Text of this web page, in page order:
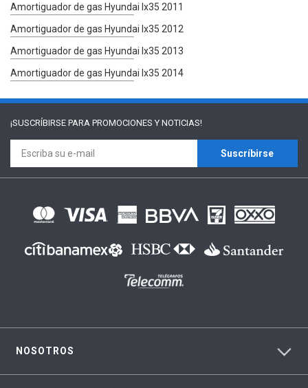
Amortiguador de gas Hyundai Ix35 2011
Amortiguador de gas Hyundai Ix35 2012
Amortiguador de gas Hyundai Ix35 2013
Amortiguador de gas Hyundai Ix35 2014
¡SUSCRÍBIRSE PARA PROMOCIONES Y NOTICIAS!
Suscríbirse
NOSOTROS